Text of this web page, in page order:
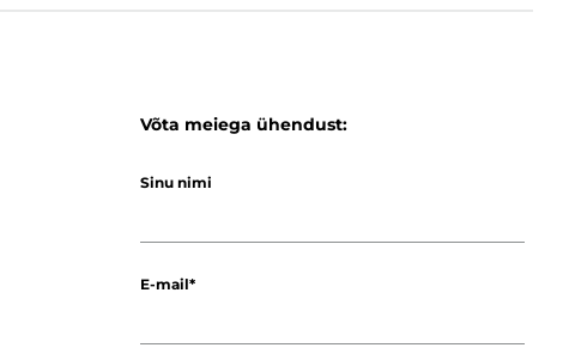
Võta meiega ühendust:
Sinu nimi
E-mail